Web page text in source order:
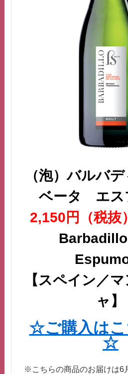
（泡）バルバ
ベータ エス
2,150円（税抜
【スペイン／
ャ】
☆ご購入はこ
☆
※こちらの商品のお届けは6